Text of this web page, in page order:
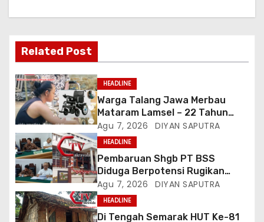
Related Post
HEADLINE
Warga Talang Jawa Merbau
Mataram Lamsel – 22 Tahun
Lumpuh Vina Agustina Viral Di
Tiktok Inginkan Kursi Roda
Listrik, Kepala Perwakilan
Provinsi Lampung Media
Cakrawala Tv Meminta Pemda
Lamsel Bertindak
Agu 7, 2026 DIYAN SAPUTRA
HEADLINE
Pembaruan Shgb PT BSS
Diduga Berpotensi Rugikan
Negara, Kementrian ATR/BPN Di
Gugat Di PTUN Jakarta
Agu 7, 2026 DIYAN SAPUTRA
HEADLINE
Di Tengah Semarak HUT Ke-81